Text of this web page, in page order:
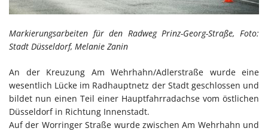
Markierungsarbeiten für den Radweg Prinz-Georg-Straße, Foto:
Stadt Düsseldorf, Melanie Zanin
An der Kreuzung Am Wehrhahn/Adlerstraße wurde eine
wesentlich Lücke im Radhauptnetz der Stadt geschlossen und
bildet nun einen Teil einer Hauptfahrradachse vom östlichen
Düsseldorf in Richtung Innenstadt.
Auf der Worringer Straße wurde zwischen Am Wehrhahn und